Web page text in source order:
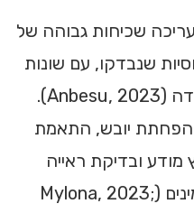
משנת 2023 העריכה שכיחות גבוהה של
שנבדקו, עם שונות
גדולה בין מדינות ושיטות מדידה (Anbesu, 2023).
הפחתת יובש, התאמת
ובדיקת ראייה
יכולים לסייע בהפחתת התסמינים (Mylona, 2023;